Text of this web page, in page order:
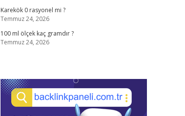
Karekök 0 rasyonel mi ?
Temmuz 24, 2026
100 ml ölçek kaç gramdır ?
Temmuz 24, 2026